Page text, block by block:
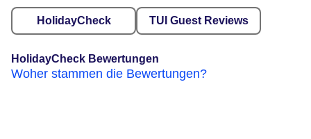
HolidayCheck TUI Guest Reviews
HolidayCheck Bewertungen
Woher stammen die Bewertungen?